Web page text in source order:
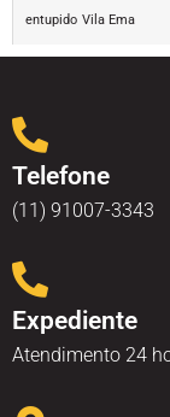
entupido Vila Ema
Telefone
(11) 91007-3343
Expediente
Atendimento 24